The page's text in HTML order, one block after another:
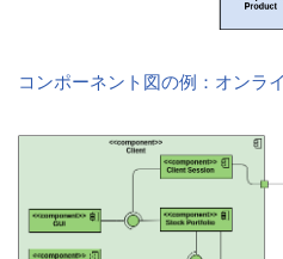
コンポーネント図の例：オンラ